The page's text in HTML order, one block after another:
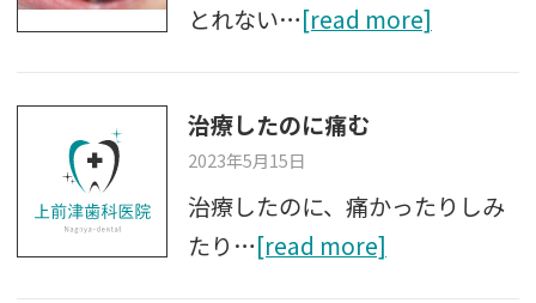
とれない…[read more]
治療したのに痛む
2023年5月15日
治療したのに、痛かったりしみ
たり…[read more]